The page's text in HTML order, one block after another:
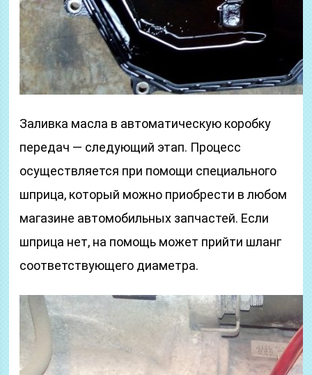
Заливка масла в автоматическую коробку
передач — следующий этап. Процесс
осуществляется при помощи специального
шприца, который можно приобрести в любом
магазине автомобильных запчастей. Если
шприца нет, на помощь может прийти шланг
соответствующего диаметра.